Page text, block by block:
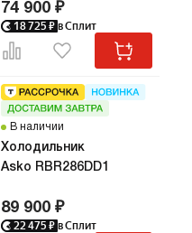
74 900 ₽
18 725 ₽ в Сплит
В наличии
Холодильник
Asko RBR286DD1
89 900 ₽
22 475 ₽ в Сплит